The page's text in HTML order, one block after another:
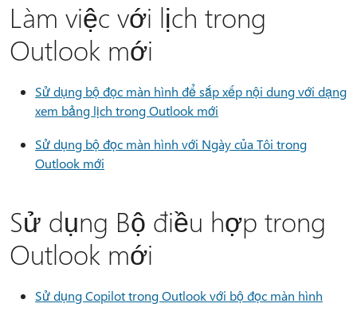
Làm việc với lịch trong
Outlook mới
Sử dụng bộ đọc màn hình để sắp xếp nội dung với dạng
xem bảng lịch trong Outlook mới
Sử dụng bộ đọc màn hình với Ngày của Tôi trong
Outlook mới
Sử dụng Bộ điều hợp trong
Outlook mới
Sử dụng Copilot trong Outlook với bộ đọc màn hình